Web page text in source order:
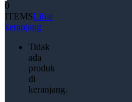
0
ITEMSLihat
keranjang
Tidak
ada
produk
di
keranjang.